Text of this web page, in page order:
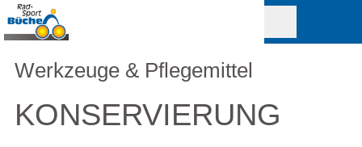
Werkzeuge & Pflegemittel
KONSERVIERUNG